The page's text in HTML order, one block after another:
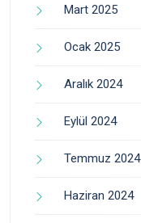
Mart 2025
Ocak 2025
Aralık 2024
Eylül 2024
Temmuz 2024
Haziran 2024